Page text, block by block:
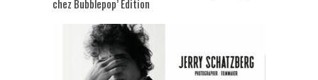
chez Bubblepop’ Edition